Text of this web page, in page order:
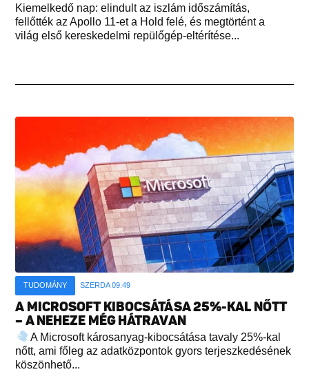
Kiemelkedő nap: elindult az iszlám időszámítás,
fellőtték az Apollo 11-et a Hold felé, és megtörtént a
világ első kereskedelmi repülőgép-eltérítése...
TUDOMÁNY SZERDA 09:49
A MICROSOFT KIBOCSÁTÁSA 25%-KAL NŐTT
– A NEHEZE MÉG HÁTRAVAN
A Microsoft károsanyag-kibocsátása tavaly 25%-kal
nőtt, ami főleg az adatközpontok gyors terjeszkedésének
köszönhető...